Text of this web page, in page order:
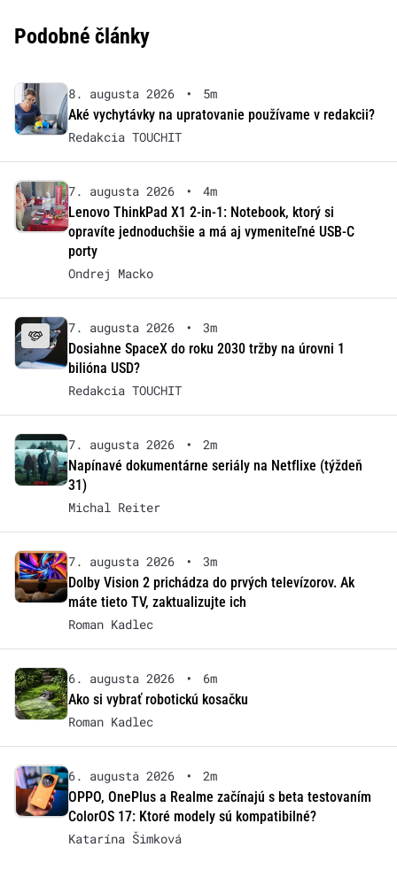
Podobné články
8. augusta 2026 •
5m
Aké vychytávky na upratovanie používame v redakcii?
Redakcia TOUCHIT
7. augusta 2026 •
4m
Lenovo ThinkPad X1 2-in-1: Notebook, ktorý si
opravíte jednoduchšie a má aj vymeniteľné USB-C
porty
Ondrej Macko
7. augusta 2026 •
3m
Dosiahne SpaceX do roku 2030 tržby na úrovni 1
bilióna USD?
Redakcia TOUCHIT
7. augusta 2026 •
2m
Napínavé dokumentárne seriály na Netflixe (týždeň
31)
Michal Reiter
7. augusta 2026 •
3m
Dolby Vision 2 prichádza do prvých televízorov. Ak
máte tieto TV, zaktualizujte ich
Roman Kadlec
6. augusta 2026 •
6m
Ako si vybrať robotickú kosačku
Roman Kadlec
6. augusta 2026 •
2m
OPPO, OnePlus a Realme začínajú s beta testovaním
ColorOS 17: Ktoré modely sú kompatibilné?
Katarína Šimková